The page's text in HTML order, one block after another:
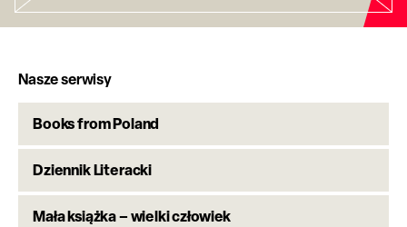
Nasze serwisy
Books from Poland
Dziennik Literacki
Mała książka – wielki człowiek